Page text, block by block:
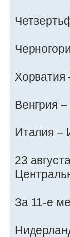
Хорватия
Венгрия
Италия –
23
За 11-е